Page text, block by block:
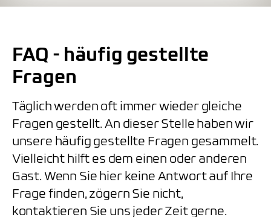
FAQ - häufig gestellte
Fragen
Täglich werden oft immer wieder gleiche
Fragen gestellt. An dieser Stelle haben wir
unsere häufig gestellte Fragen gesammelt.
Vielleicht hilft es dem einen oder anderen
Gast. Wenn Sie hier keine Antwort auf Ihre
Frage finden, zögern Sie nicht,
kontaktieren Sie uns jeder Zeit gerne.